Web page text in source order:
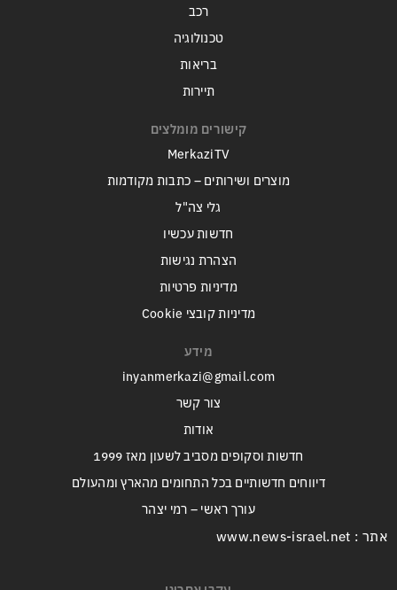
רכב
טכנולוגיה
בריאות
תיירות
קישורים מומלצים
MerkaziTV
מוצרים ושירותים – כתבות מקודמות
גלי צה"ל
חדשות עכשיו
הצהרת נגישות
מדיניות פרטיות
מדיניות קובצי Cookie
מידע
inyanmerkazi@gmail.com
צור קשר
אודות
חדשות וסקופים מסביב לשעון מאז 1999
דיווחים חדשותיים בכל התחומים מהארץ ומהעולם
עורך ראשי – רמי יצהר
אתר : www.news-israel.net